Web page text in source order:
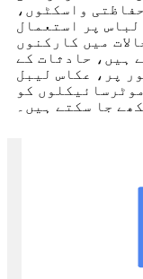
واسکٹوں،
پر استعمال
میں کارکنوں
ہیں، حادثات کے
پر، عکاس لیبل
کو
جا سکتے ہیں۔